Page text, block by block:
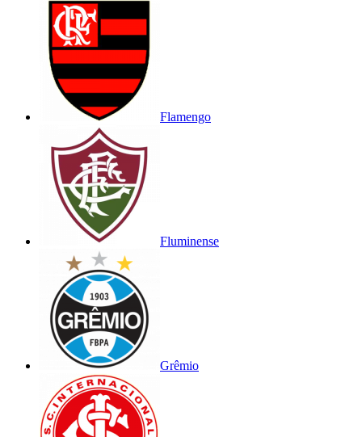
Flamengo
Fluminense
Grêmio